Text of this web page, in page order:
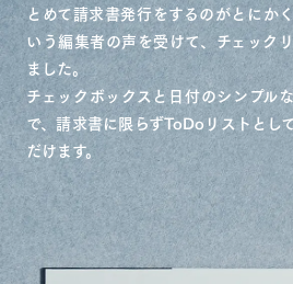
とめて請求書発行をするのがとに
いう編集者の声を受けて、チェック
ました。
チェックボックスと日付のシンプル
で、請求書に限らずToDoリストとし
だけます。